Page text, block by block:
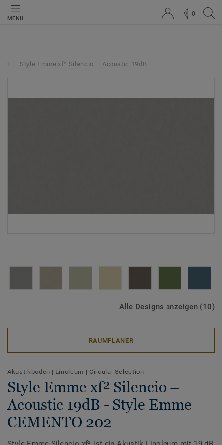
MENU
0
Style Emme xf² Silencio – Acoustic 19dB
Alle Designs anzeigen (10)
RAUMPLANER
Akustikboden | Linoleum | Circular Selection
Style Emme xf² Silencio –
Acoustic 19dB - Style Emme
CEMENTO 202